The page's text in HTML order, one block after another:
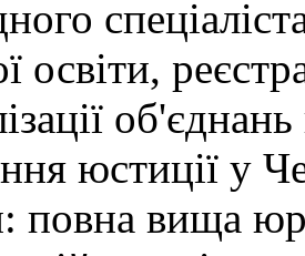
освіти,
юстиції у
повна вища